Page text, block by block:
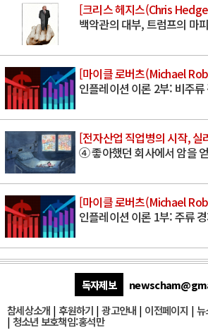
[크리스 헤지스(Chris
백악관의 대부, 트럼프의 마
[마이클 로버츠(Michael
인플레이션 이론 2부: 비주
[전자산업 직업병의 시작,
④ 좋아했던 회사에서 암을
[마이클 로버츠(Michael
인플레이션 이론 1부: 주류
독자제보
참세상소개 | 후원하기 |광고안내 | 이전페이지 | 뉴
| 청소년 보호책임:홍석만